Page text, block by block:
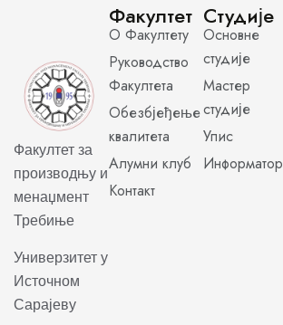
Факултет за
производњу и
менаџмент
Требиње
Универзитет у
Источном
Сарајеву
Факултет
О Факултету
Руководство
Факултета
Обезбјеђење
квалитета
Алумни клуб
Контакт
Студије
Основне
студије
Мастер
студије
Упис
Информатор